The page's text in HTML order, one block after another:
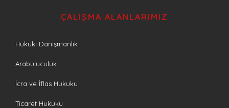
ÇALIŞMA ALANLARIMIZ
Hukuki Danışmanlık
Arabuluculuk
İcra ve İflas Hukuku
Ticaret Hukuku